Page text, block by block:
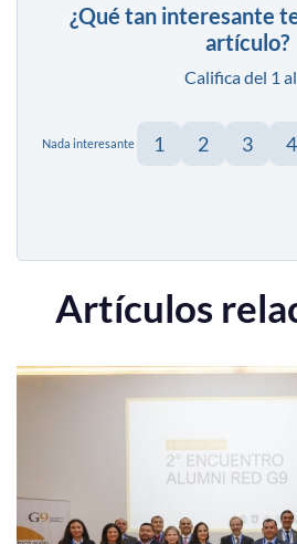
¿Qué tan interesante
artículo?
Califica del 1
Nada interesante 1 2 3 4
Artículos